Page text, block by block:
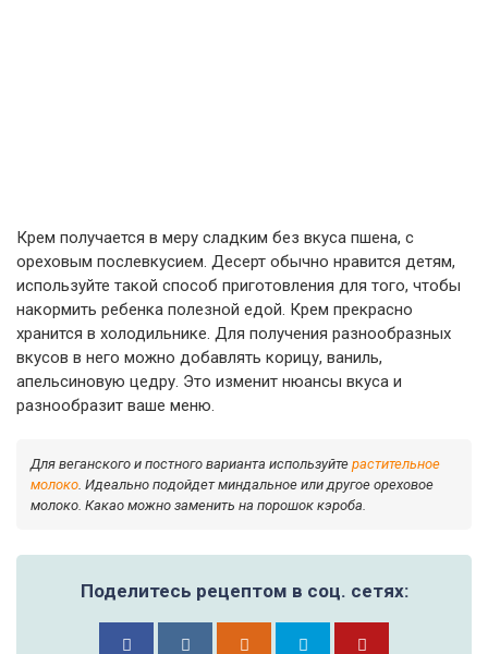
Крем получается в меру сладким без вкуса пшена, с
ореховым послевкусием. Десерт обычно нравится детям,
используйте такой способ приготовления для того, чтобы
накормить ребенка полезной едой. Крем прекрасно
хранится в холодильнике. Для получения разнообразных
вкусов в него можно добавлять корицу, ваниль,
апельсиновую цедру. Это изменит нюансы вкуса и
разнообразит ваше меню.
Для веганского и постного варианта используйте растительное
молоко. Идеально подойдет миндальное или другое ореховое
молоко. Какао можно заменить на порошок кэроба.
Поделитесь рецептом в соц. сетях: